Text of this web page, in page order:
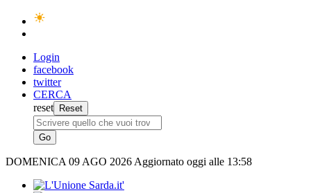
Login
facebook
twitter
CERCA
reset
DOMENICA 09 AGO 2026 Aggiornato oggi alle 13:58